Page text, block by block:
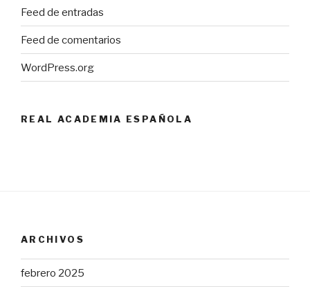
Feed de entradas
Feed de comentarios
WordPress.org
REAL ACADEMIA ESPAÑOLA
ARCHIVOS
febrero 2025